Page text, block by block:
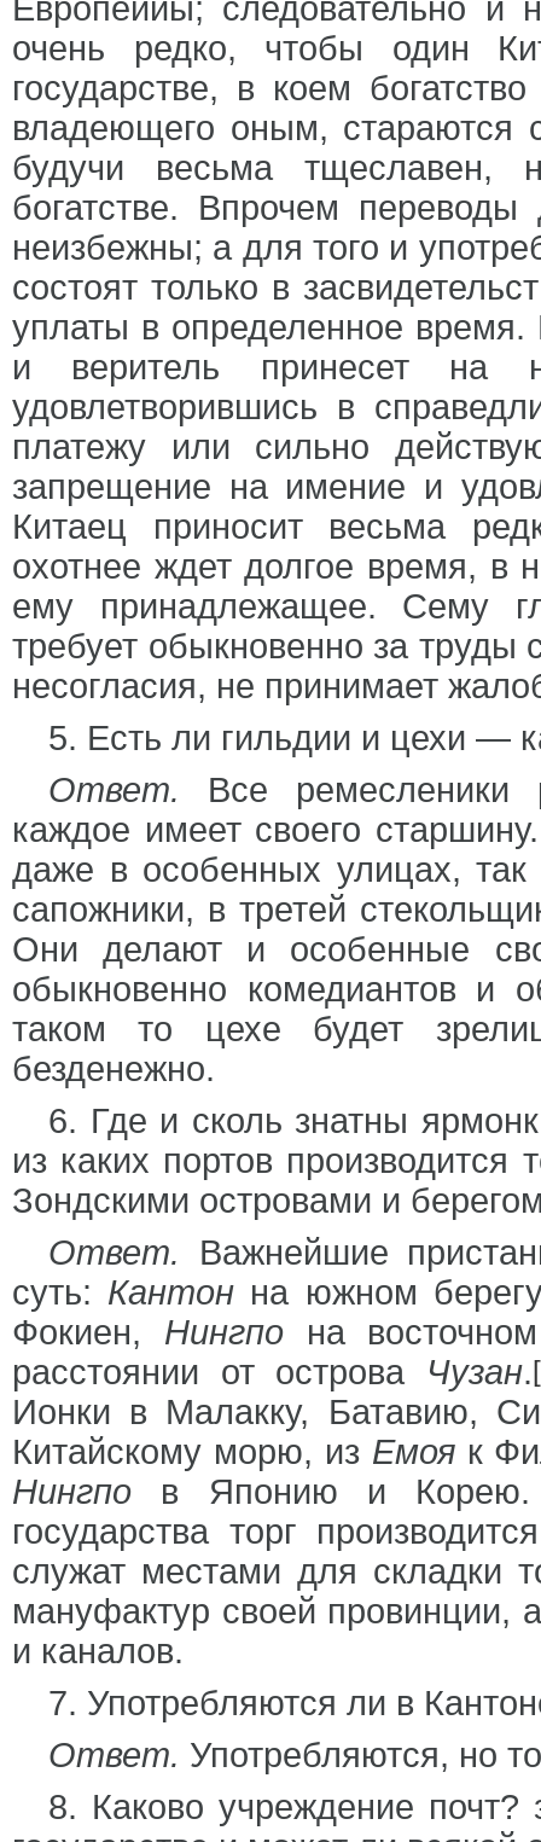
Европеййы; следовательно и
очень редко, чтобы один
государстве, в коем
владеющего оным, стараются
будучи весьма тщеславен,
богатстве. Впрочем
неизбежны; а для того и
состоят только в
уплаты в определенное время.
и веритель принесет на
удовлетворившись в
платежу или сильно
запрещение на имение и
Китаец приносит весьма
охотнее ждет долгое время, в
ему принадлежащее. Сему
требует обыкновенно за труды
несогласия, не принимает
5. Есть ли гильдии и цехи —
Ответ. Все ремесленики
каждое имеет своего
даже в особенных улицах,
сапожники, в третей
Они делают и особенные
обыкновенно комедиантов и
таком то цехе будет
безденежно.
6. Где и сколь знатны
из каких портов
Зондскими островами и
Ответ. Важнейшие
суть: Кантон на южном
Фокиен, Нингпона
расстоянии от острова Чузан.
Ионки в Малакку, Батавию,
Китайскому морю, из Емояк
Нингпо в Японию и Корею.
государства торг
служат местами для складки
мануфактур своей провинции,
и каналов.
7. Употребляются ли в
Ответ. Употребляются, но
8. Каково учреждение